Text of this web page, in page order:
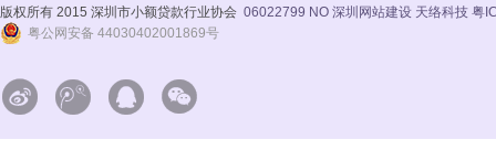
版权所有 2015 深圳市小额贷款行业协会 06022799 NO 深圳网站建设 天络科技 粤
粤公网安备 44030402001869号
   